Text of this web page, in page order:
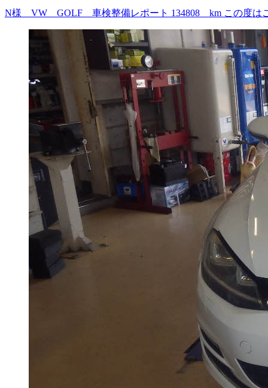
N様 VW GOLF 車検整備レポート 134808 km この度はご